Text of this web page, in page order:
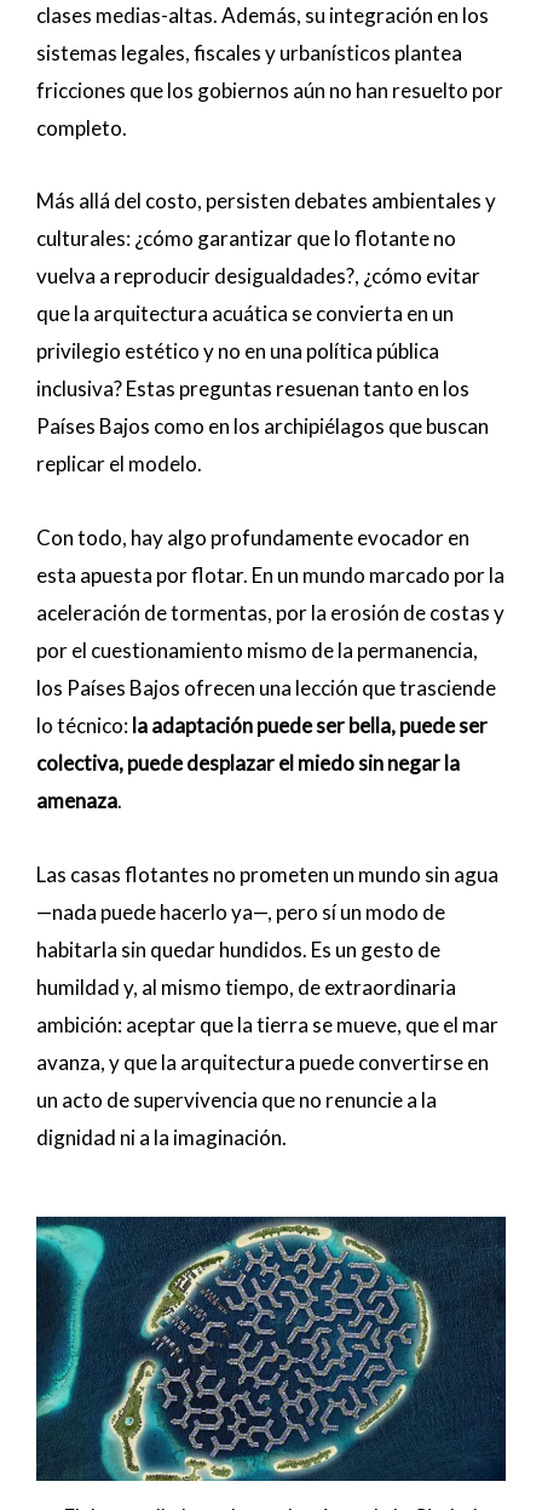
clases medias-altas. Además, su integración en los
sistemas legales, fiscales y urbanísticos plantea
fricciones que los gobiernos aún no han resuelto por
completo.
Más allá del costo, persisten debates ambientales y
culturales: ¿cómo garantizar que lo flotante no
vuelva a reproducir desigualdades?, ¿cómo evitar
que la arquitectura acuática se convierta en un
privilegio estético y no en una política pública
inclusiva? Estas preguntas resuenan tanto en los
Países Bajos como en los archipiélagos que buscan
replicar el modelo.
Con todo, hay algo profundamente evocador en
esta apuesta por flotar. En un mundo marcado por la
aceleración de tormentas, por la erosión de costas y
por el cuestionamiento mismo de la permanencia,
los Países Bajos ofrecen una lección que trasciende
lo técnico:la adaptación puede ser bella, puede ser
colectiva, puede desplazar el miedo sin negar la
amenaza.
Las casas flotantes no prometen un mundo sin agua
—nada puede hacerlo ya—, pero sí un modo de
habitarla sin quedar hundidos. Es un gesto de
humildad y, al mismo tiempo, de extraordinaria
ambición: aceptar que la tierra se mueve, que el mar
avanza, y que la arquitectura puede convertirse en
un acto de supervivencia que no renuncie a la
dignidad ni a la imaginación.